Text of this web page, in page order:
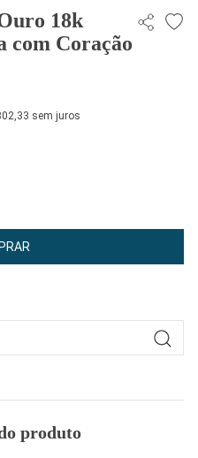
18k
com Coração
sem juros
produto